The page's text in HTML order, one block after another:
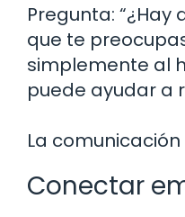
Pregunta:
que te
simplemente al
puede ayudar a
La
Conectar